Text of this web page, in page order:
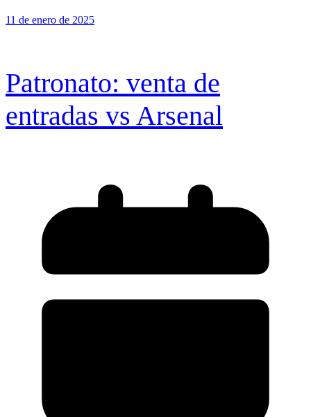
11 de enero de 2025
Patronato: venta de
entradas vs Arsenal